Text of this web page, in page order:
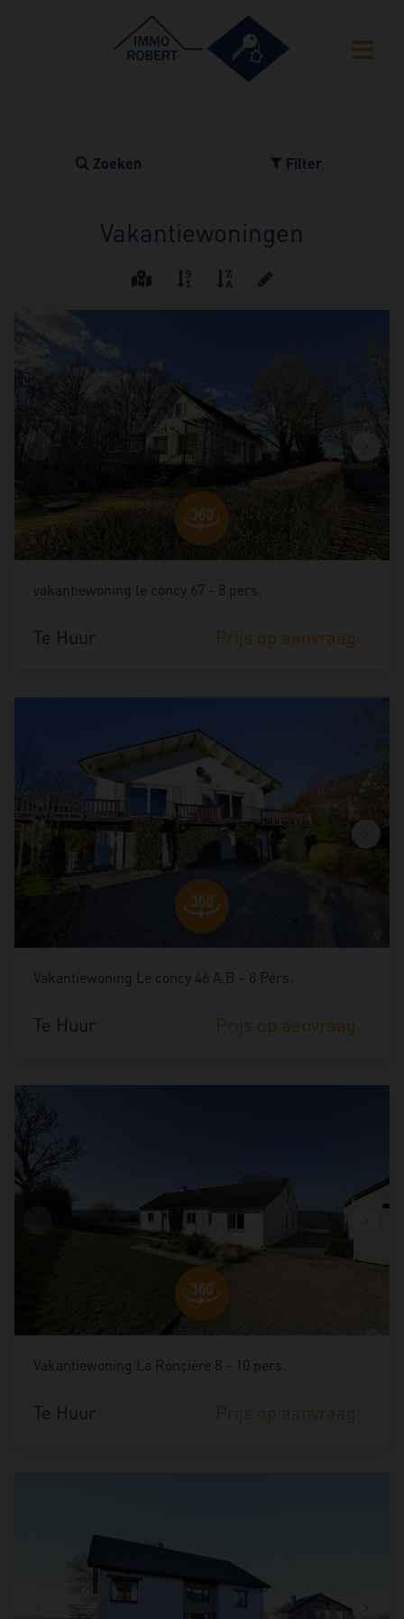
Zoeken Filter
Vakantiewoningen
vakantiewoning le concy 67 - 8 pers.
Te Huur Prijs op aanvraag
Vakantiewoning Le concy 46 A,B - 8 Pers.
Te Huur Prijs op aanvraag
Vakantiewoning La Ronçière 8 - 10 pers.
Te Huur Prijs op aanvraag